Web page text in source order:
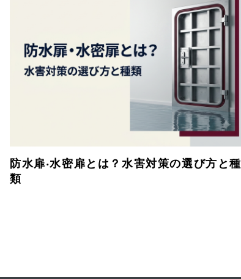
防⽔扉‧⽔密扉とは？⽔害対策の選び⽅と種
類